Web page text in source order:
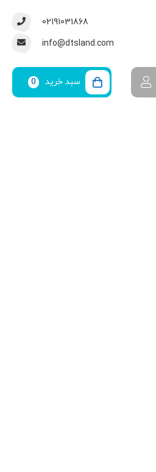
02191031868
info@dtsland.com
سبد خرید 0